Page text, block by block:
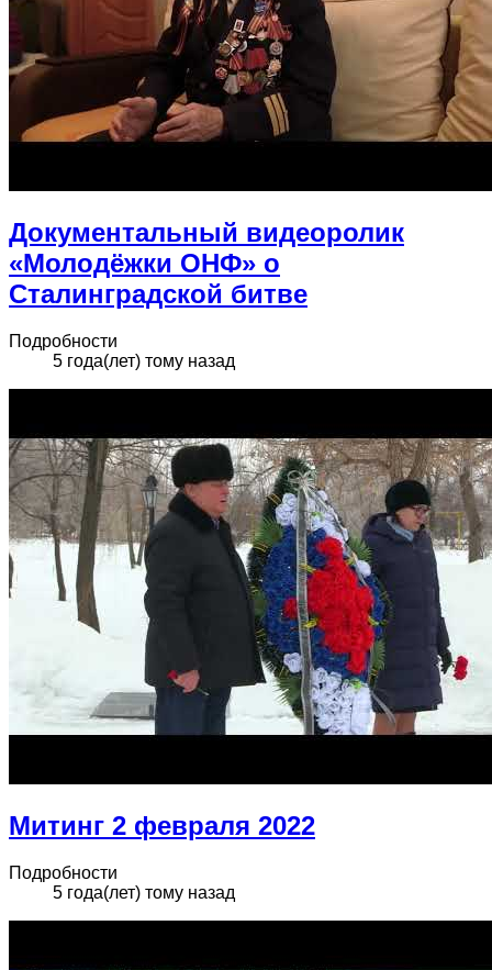
Документальный видеоролик
«Молодёжки ОНФ» о
Сталинградской битве
Подробности
5 года(лет) тому назад
Митинг 2 февраля 2022
Подробности
5 года(лет) тому назад